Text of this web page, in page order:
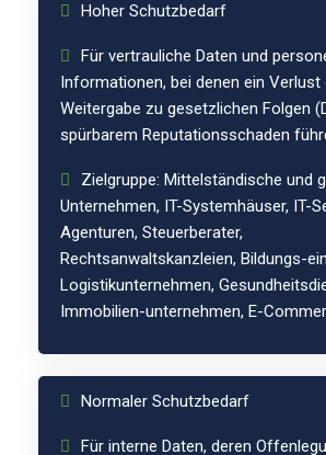
Hoher Schutzbedarf
Für vertrauliche Daten und
Informationen, bei denen ein Verlust
Weitergabe zu gesetzlichen Folgen
spürbarem Reputationsschaden
Zielgruppe: Mittelständische und
Unternehmen, IT-Systemhäuser, IT-
Agenturen, Steuerberater,
Rechtsanwaltskanzleien, Bildungs-
Logistikunternehmen,
Immobilien-unternehmen, E-
Schutzklasse
1
Normaler Schutzbedarf
Für interne Daten, deren